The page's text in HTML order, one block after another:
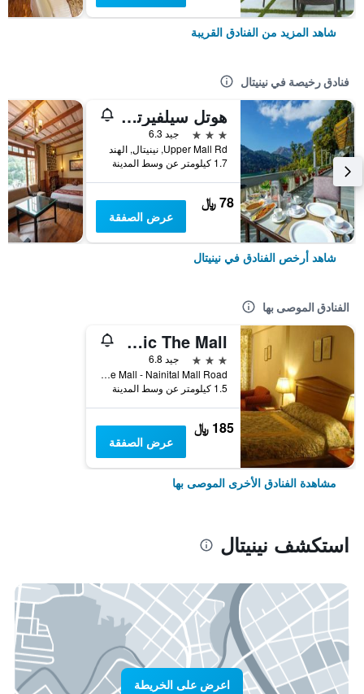
شاهد المزيد من الفنادق القريبة
فنادق رخيصة في نينيتال
هوتل سيلفيرتون (180 ليك فيو
3 نجوم
جيد 6.3
Upper Mall Rd, نينيتال, الهند
1.7 كيلومتر عن وسط المدينة
78 ﷼
عرض الصفقة
شاهد أرخص الفنادق في نينيتال
الفنادق الموصى بها
Classic The Mall
3 نجوم
جيد 6.8
Classic The Mall - Nainital Mall Road, نينيتال, الهند
1.5 كيلومتر عن وسط المدينة
185 ﷼
عرض الصفقة
مشاهدة الفنادق الأخرى الموصى بها
استكشف نينيتال
اعرض على الخريطة